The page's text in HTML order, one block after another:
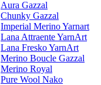
Aura Gazzal
Chunky Gazzal
Imperial Merino Yarnart
Lana Attraente YarnArt
Lana Fresko YarnArt
Merino Boucle Gazzal
Merino Royal
Pure Wool Nako